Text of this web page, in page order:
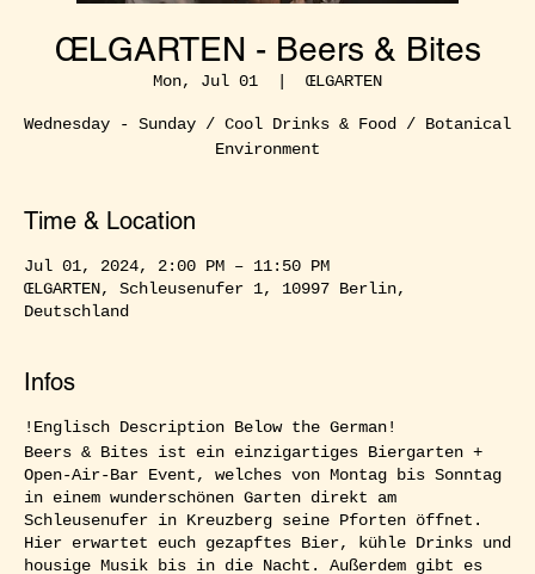
ŒLGARTEN - Beers & Bites
Mon, Jul 01
  |
ŒLGARTEN
Wednesday - Sunday / Cool Drinks & Food / Botanical
Environment
Time & Location
Jul 01, 2024, 2:00 PM – 11:50 PM
ŒLGARTEN, Schleusenufer 1, 10997 Berlin,
Deutschland
Infos
!Englisch Description Below the German!
Beers & Bites ist ein einzigartiges Biergarten +
Open-Air-Bar Event, welches von Montag bis Sonntag
in einem wunderschönen Garten direkt am
Schleusenufer in Kreuzberg seine Pforten öffnet.
Hier erwartet euch gezapftes Bier, kühle Drinks und
housige Musik bis in die Nacht. Außerdem gibt es